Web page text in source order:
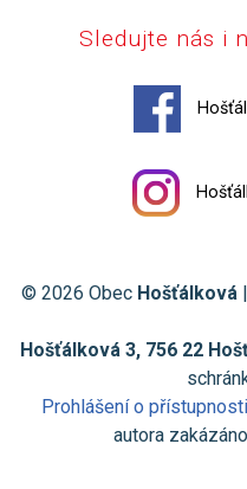
Sledujte nás i
© 2026 Obec Hošťálková |
Hošťálková 3, 756 22
Prohlášení o přístupnosti
autora